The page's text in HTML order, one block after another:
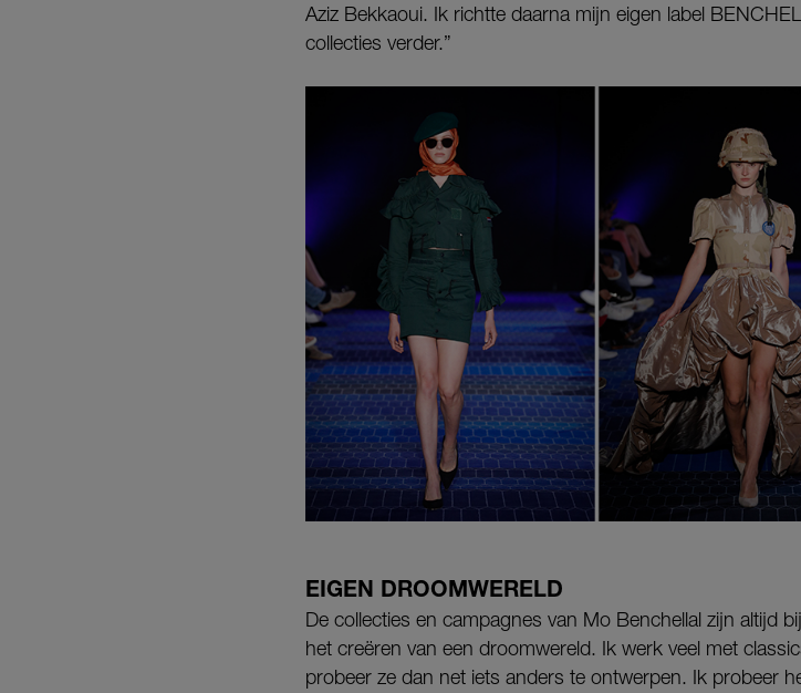
Aziz Bekkaoui. Ik richtte daarna mijn eigen label
collecties verder.”
EIGEN DROOMWERELD
De collecties en campagnes van Mo Benchellal zijn altijd
het creëren van een droomwereld. Ik werk veel met
probeer ze dan net iets anders te ontwerpen. Ik probeer